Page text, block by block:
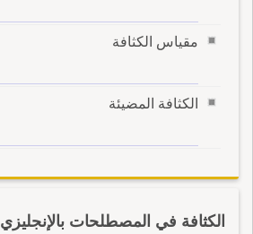
مقياس الكثافة
الكثافة المضيئة
الكثافة في المصطلحات بالإنجليزي